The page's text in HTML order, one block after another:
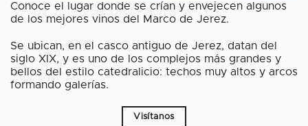
Conoce el lugar donde se crían y envejecen algunos
de los mejores vinos del Marco de Jerez.
Se ubican, en el casco antiguo de Jerez, datan del
siglo XIX, y es uno de los complejos más grandes y
bellos del estilo catedralicio: techos muy altos y arcos
formando galerías.
Visítanos